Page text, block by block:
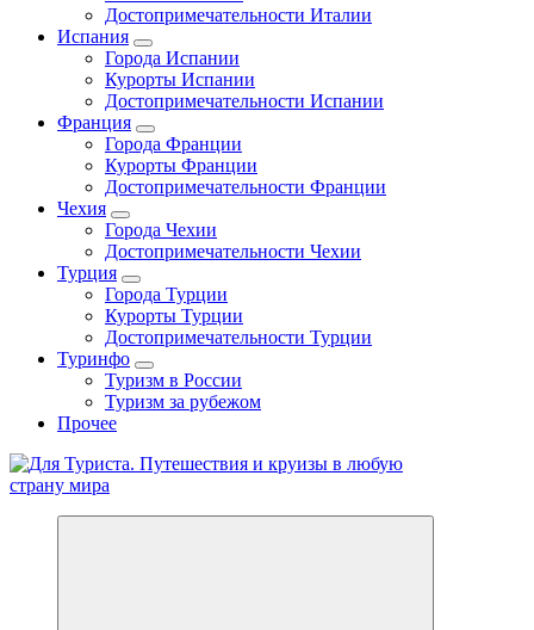
Достопримечательности Италии
Испания
Города Испании
Курорты Испании
Достопримечательности Испании
Франция
Города Франции
Курорты Франции
Достопримечательности Франции
Чехия
Города Чехии
Достопримечательности Чехии
Турция
Города Турции
Курорты Турции
Достопримечательности Турции
Туринфо
Туризм в России
Туризм за рубежом
Прочее
Новости туризма, куда поехать на отдых, где провести отпуск.